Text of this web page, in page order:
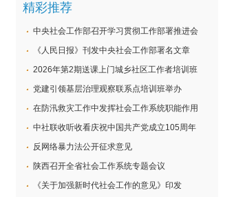
精彩推荐
中央社会工作部召开学习贯彻工作部署推进会
《人民日报》刊发中央社会工作部署名文章
2026年第2期送课上门城乡社区工作者培训班
党建引领基层治理观察联系点培训班举办
在防汛救灾工作中发挥社会工作系统职能作用
中社联收听收看庆祝中国共产党成立105周年
反网络暴力法公开征求意见
陕西召开全省社会工作系统专题会议
《关于加强新时代社会工作的意见》印发